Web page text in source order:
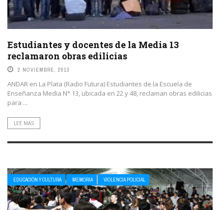
Estudiantes y docentes de la Media 13
reclamaron obras edilicias
2 NOVIEMBRE, 2013
ANDAR en La Plata (Radio Futura) Estudiantes de la Escuela de
Enseñanza Media N° 13, ubicada en 22 y 48, reclaman obras edilicias
para ...
LEE MAS
EDUCACIÓN Y CULTURA MEMORIA VIOLENCIA POLICIAL